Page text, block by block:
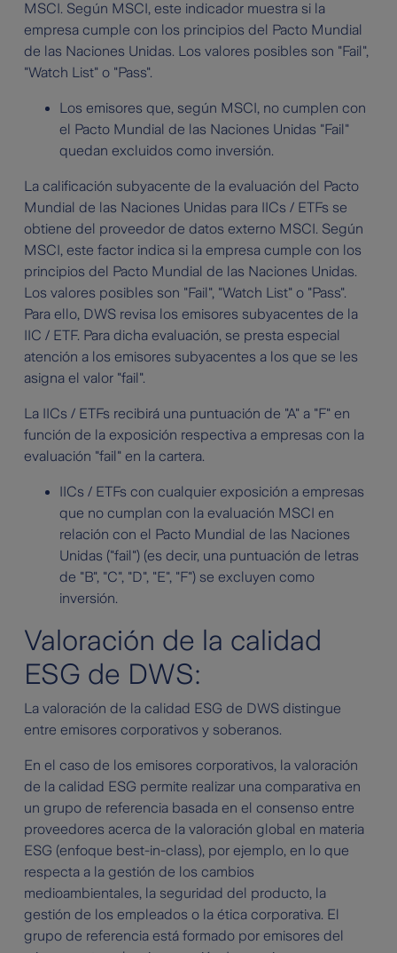
MSCI. Según MSCI, este indicador muestra si la
empresa cumple con los principios del Pacto Mundial
de las Naciones Unidas. Los valores posibles son "Fail",
"Watch List" o "Pass".
Los emisores que, según MSCI, no cumplen con
el Pacto Mundial de las Naciones Unidas "Fail"
quedan excluidos como inversión.
La calificación subyacente de la evaluación del Pacto
Mundial de las Naciones Unidas para IICs / ETFs se
obtiene del proveedor de datos externo MSCI. Según
MSCI, este factor indica si la empresa cumple con los
principios del Pacto Mundial de las Naciones Unidas.
Los valores posibles son "Fail", "Watch List" o "Pass".
Para ello, DWS revisa los emisores subyacentes de la
IIC / ETF. Para dicha evaluación, se presta especial
atención a los emisores subyacentes a los que se les
asigna el valor "fail".
La IICs / ETFs recibirá una puntuación de "A" a "F" en
función de la exposición respectiva a empresas con la
evaluación "fail" en la cartera.
IICs / ETFs con cualquier exposición a empresas
que no cumplan con la evaluación MSCI en
relación con el Pacto Mundial de las Naciones
Unidas ("fail") (es decir, una puntuación de letras
de "B", "C", "D", "E", "F") se excluyen como
inversión.
Valoración de la calidad
ESG de DWS:
La valoración de la calidad ESG de DWS distingue
entre emisores corporativos y soberanos.
En el caso de los emisores corporativos, la valoración
de la calidad ESG permite realizar una comparativa en
un grupo de referencia basada en el consenso entre
proveedores acerca de la valoración global en materia
ESG (enfoque best-in-class), por ejemplo, en lo que
respecta a la gestión de los cambios
medioambientales, la seguridad del producto, la
gestión de los empleados o la ética corporativa. El
grupo de referencia está formado por emisores del